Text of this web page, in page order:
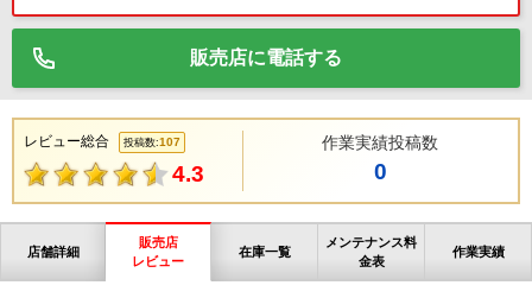
販売店に電話する
レビュー総合 投稿数:107
4.3
作業実績投稿数
0
店舗詳細
販売店
レビュー
在庫一覧
メンテナンス料
金表
作業実績